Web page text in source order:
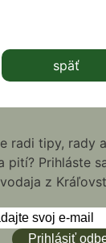
späť
radi tipy, rady
pití? Prihláste
z